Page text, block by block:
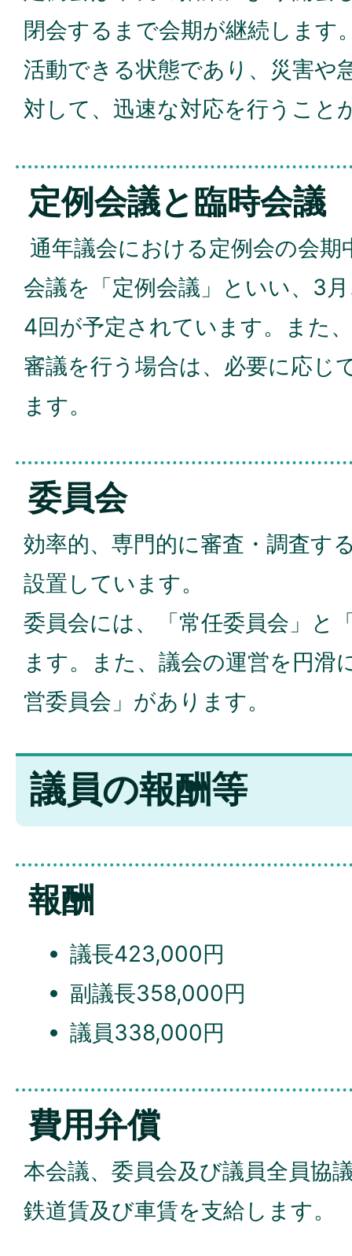
閉会するまで会期が継続します
活動できる状態であり、災害や
対して、迅速な対応を行うこと
定例会議と臨時会議
通年議会における定例会の会
会議を「定例会議」といい、3
4回が予定されています。また
審議を行う場合は、必要に応じ
ます。
委員会
効率的、専門的に審査・調査す
設置しています。
委員会には、「常任委員会」と
ます。また、議会の運営を円滑
営委員会」があります。
議員の報酬等
報酬
議長423,000円
副議長358,000円
議員338,000円
費用弁償
本会議、委員会及び議員全員協
鉄道賃及び車賃を支給します。